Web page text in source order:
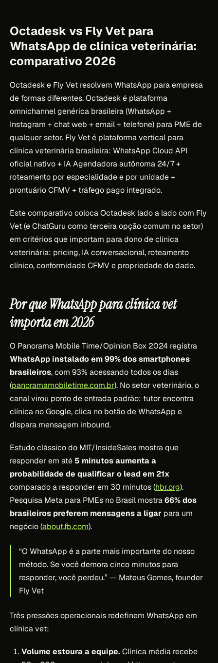
Octadesk vs Fly Vet para
WhatsApp de clínica veterinária:
comparativo 2026
Octadesk e Fly Vet resolvem WhatsApp para empresa
de formas diferentes. Octadesk é plataforma
omnichannel genérica brasileira (WhatsApp +
Instagram + chat web + email + telefone) para PME de
qualquer setor. Fly Vet é plataforma vertical para
clínica veterinária brasileira: WhatsApp Cloud API
oficial nativo + IA Agendadora autônoma 24/7 +
roteamento por especialidade e por unidade +
prontuário CFMV + tráfego pago integrado.
Este comparativo coloca Octadesk lado a lado com Fly
Vet (e ChatGuru como terceira opção comum no setor)
em critérios que importam para dono de clínica
veterinária: pricing, IA conversacional, roteamento
clínico, conformidade CFMV e propriedade do dado.
Por que WhatsApp para clínica vet
importa em 2026
O Panorama Mobile Time/Opinion Box 2024 registra
WhatsApp instalado em 99% dos smartphones
brasileiros, com 93% acessando todos os dias
(panoramamobiletime.com.br). No setor veterinário, o
canal virou ponto de entrada padrão: tutor encontra
clínica no Google, clica no botão de WhatsApp e
dispara mensagem inbound.
Estudo clássico do MIT/InsideSales mostra que
responder em até 5 minutos aumenta a
probabilidade de qualificar o lead em 21x
comparado a responder em 30 minutos (hbr.org).
Pesquisa Meta para PMEs no Brasil mostra66% dos
brasileiros preferem mensagens a ligar para um
negócio (about.fb.com).
“O WhatsApp é a parte mais importante do nosso
método. Se você demora cinco minutos para
responder, você perdeu.”— Mateus Gomes, founder
Fly Vet
Três pressões operacionais redefinem WhatsApp em
clínica vet:
Volume estoura a equipe.Clínica média recebe